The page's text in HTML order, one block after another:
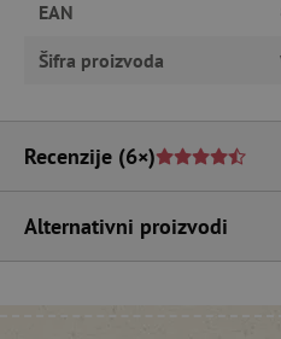
EAN
Šifra proizvoda
Recenzije (6×)
Alternativni proizvodi
featureFlagIdentifier
Googleovu